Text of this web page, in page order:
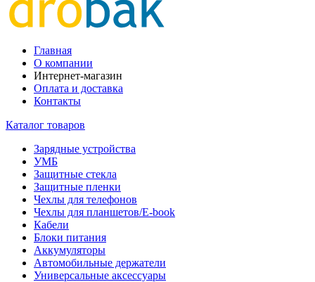
Главная
О компании
Интернет-магазин
Оплата и доставка
Контакты
Каталог товаров
Зарядные устройства
УМБ
Защитные стекла
Защитные пленки
Чехлы для телефонов
Чехлы для планшетов/E-book
Кабели
Блоки питания
Аккумуляторы
Автомобильные держатели
Универсальные аксессуары